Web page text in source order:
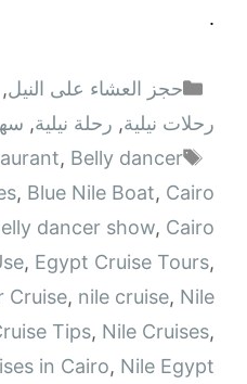
.
التصنيفات
حجز العشاء على النيل,
رحلات نيلية, رحلة نيلية,
الوسوم
, Belly dancer
, Blue Nile Boat, Cairo
dancer show, Cairo
, Egypt Cruise Tours,
Cruise, nile cruise, Nile
Tips, Nile Cruises,
in Cairo, Nile Egypt